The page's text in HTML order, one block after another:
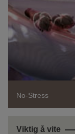
No-Stress
Viktig å vite